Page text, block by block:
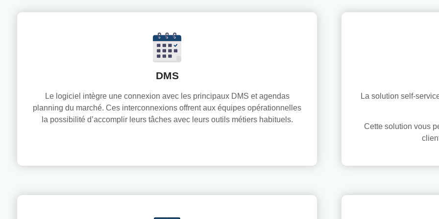
DMS
Le logiciel intègre une connexion avec les principaux DMS et agendas
planning du marché. Ces interconnexions offrent aux équipes opérationnelles
la possibilité d’accomplir leurs tâches avec leurs outils métiers habituels.
La solution self-
Cette solution vous